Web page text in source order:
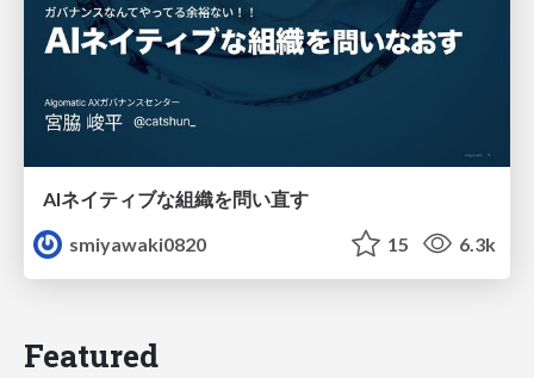
AIネイティブな組織を問い直す
smiyawaki0820
15 6.3k
Featured